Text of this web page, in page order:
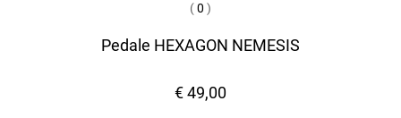
(0 )
Pedale HEXAGON NEMESIS
€ 49,00